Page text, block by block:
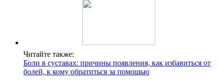
Читайте также:
Боли в суставах: причины появления, как избавиться от
болей, к кому обратиться за помощью